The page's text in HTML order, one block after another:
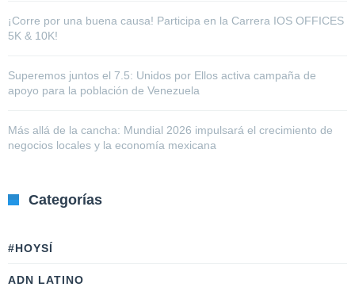
¡Corre por una buena causa! Participa en la Carrera IOS OFFICES
5K & 10K!
Superemos juntos el 7.5: Unidos por Ellos activa campaña de
apoyo para la población de Venezuela
Más allá de la cancha: Mundial 2026 impulsará el crecimiento de
negocios locales y la economía mexicana
Categorías
#HOYSÍ
ADN LATINO